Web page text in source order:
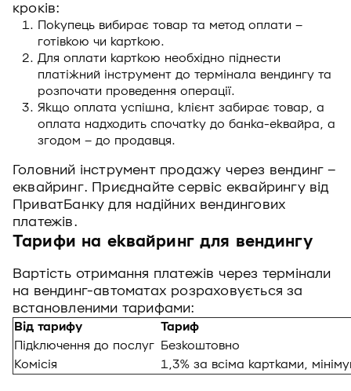
кроків:
Покупець вибирає товар та метод оплати –
готівкою чи карткою.
Для оплати карткою необхідно піднести
платіжний інструмент до термінала вендингу та
розпочати проведення операції.
Якщо оплата успішна, клієнт забирає товар, а
оплата надходить спочатку до банка-еквайра, а
згодом – до продавця.
Головний інструмент продажу через вендинг –
еквайринг. Приєднайте сервіс еквайрингу від
ПриватБанку для надійних вендингових
платежів.
Тарифи на еквайринг для вендингу
Вартість отримання платежів через термінали
на вендинг-автоматах розраховується за
встановленими тарифами:
Від тарифу
Тариф
Підключення до послуг Безкоштовно
Комісія
1,3% за всіма картками,